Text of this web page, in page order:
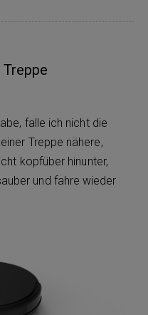
falle ich nicht die
Treppe nähere,
kopfüber hinunter,
und fahre wieder